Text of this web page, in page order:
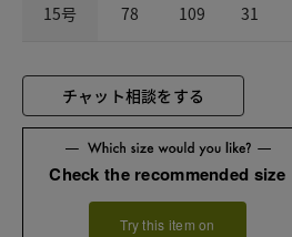
15号 78 109 31
チャット相談をする
Check the recommended size
Try this item on